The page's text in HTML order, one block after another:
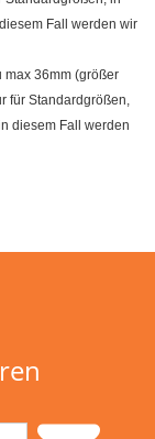
Fall werden wir
max 36mm (größer
für Standardgrößen,
diesem Fall werden